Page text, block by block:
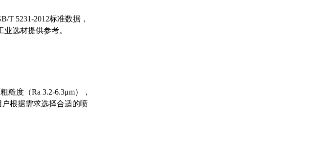
T 5231-2012标准数据，
选材提供参考。
度（Ra 3.2-6.3μm），
根据需求选择合适的喷